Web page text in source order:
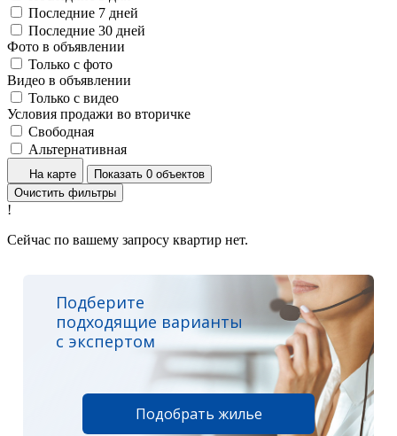
Последние 7 дней
Последние 30 дней
Фото в объявлении
Только с фото
Видео в объявлении
Только с видео
Условия продажи во вторичке
Свободная
Альтернативная
На карте
Показать 0 объектов
Очистить фильтры
!
Сейчас по вашему запросу квартир нет.
Подберите
подходящие варианты
с экспертом
Подобрать жилье